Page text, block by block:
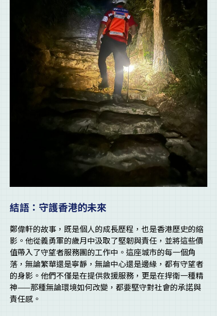
結語：守護香港的未來
鄭偉軒的故事，既是個人的成長歷程，也是香港歷史的縮
影。他從義勇軍的歲月中汲取了堅韌與責任，並將這些價
值帶入了守望者服務團的工作中。這座城市的每一個角
落，無論繁華還是寧靜，無論中心還是邊緣，都有守望者
的身影。他們不僅是在提供救援服務，更是在捍衛一種精
神——那種無論環境如何改變，都要堅守對社會的承諾與
責任感。